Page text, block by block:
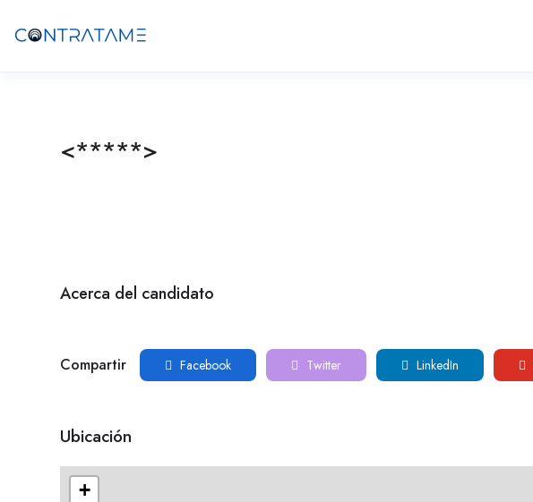
<*****>
Acerca del candidato
Compartir Facebook Twitter LinkedIn
Ubicación
+